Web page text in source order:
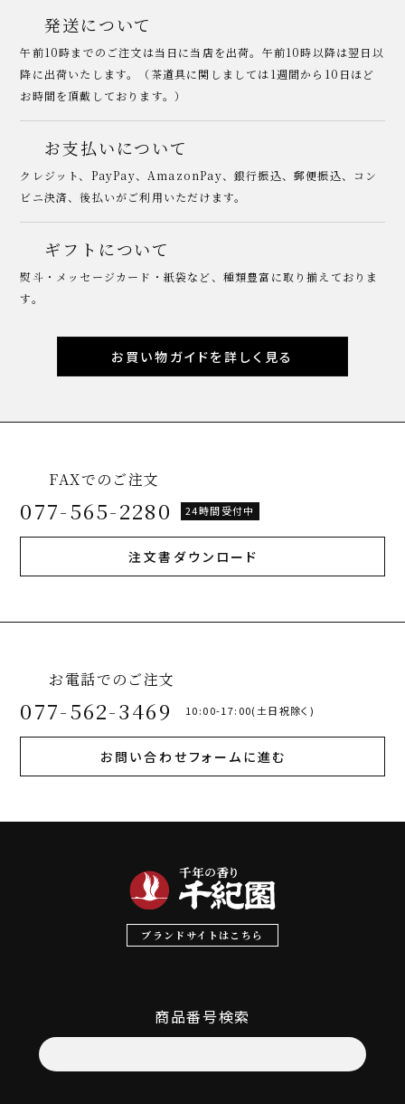
発送について
午前10時までのご注文は当日に当店を出荷。午前10時以降は翌日以
降に出荷いたします。（茶道具に関しましては1週間から10日ほど
お時間を頂戴しております。）
お支払いについて
クレジット、PayPay、AmazonPay、銀行振込、郵便振込、コン
ビニ決済、後払いがご利用いただけます。
ギフトについて
熨斗・メッセージカード・紙袋など、種類豊富に取り揃えておりま
す。
お買い物ガイドを詳しく見る
FAXでのご注文
077-565-2280 24時間受付中
注文書ダウンロード
お電話でのご注文
077-562-3469 10:00-17:00(土日祝除く)
お問い合わせフォームに進む
ブランドサイトはこちら
商品番号検索